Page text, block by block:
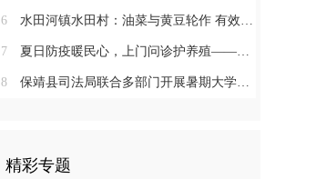
6 水田河镇水田村：油菜与黄豆轮作 有效助农增收
7 夏日防疫暖民心，上门问诊护养殖——保靖县葫芦镇开展畜禽防疫服务
8 保靖县司法局联合多部门开展暑期大学生志愿者送法护童活动
精彩专题